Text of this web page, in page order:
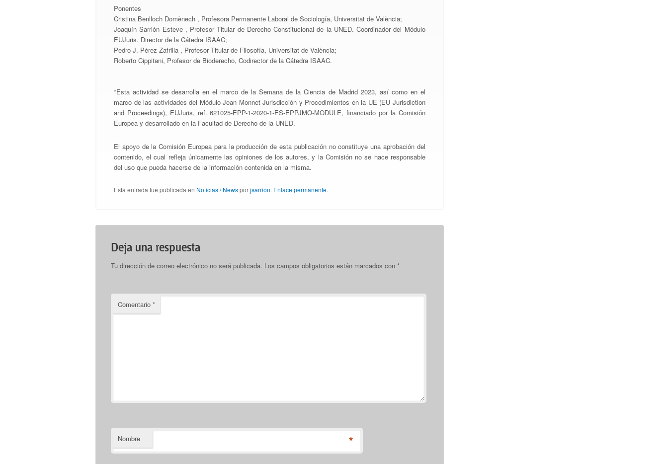
Ponentes
Cristina Benlloch Domènech , Profesora Permanente Laboral de Sociología, Universitat de València;
Joaquín Sarrión Esteve , Profesor Titular de Derecho Constitucional de la UNED. Coordinador del Módulo
EUJuris. Director de la Cátedra ISAAC;
Pedro J. Pérez Zafrilla , Profesor Titular de Filosofía, Universitat de València;
Roberto Cippitani, Profesor de Bioderecho, Codirector de la Cátedra ISAAC.
*Esta actividad se desarrolla en el marco de la Semana de la Ciencia de Madrid 2023, así como en el
marco de las actividades del Módulo Jean Monnet Jurisdicción y Procedimientos en la UE (EU Jurisdiction
and Proceedings), EUJuris, ref. 621025-EPP-1-2020-1-ES-EPPJMO-MODULE, financiado por la Comisión
Europea y desarrollado en la Facultad de Derecho de la UNED.
El apoyo de la Comisión Europea para la producción de esta publicación no constituye una aprobación del
contenido, el cual refleja únicamente las opiniones de los autores, y la Comisión no se hace responsable
del uso que pueda hacerse de la información contenida en la misma.
Esta entrada fue publicada en Noticias / Newsporjsarrion. Enlace permanente.
Deja una respuesta
Tu dirección de correo electrónico no será publicada. Los campos obligatorios están marcados con *
Comentario *
Nombre *